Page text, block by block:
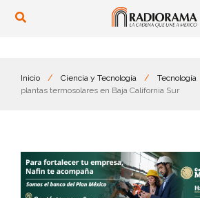
Inicio / Ciencia y Tecnología / Tecnología
plantas termosolares en Baja California Sur